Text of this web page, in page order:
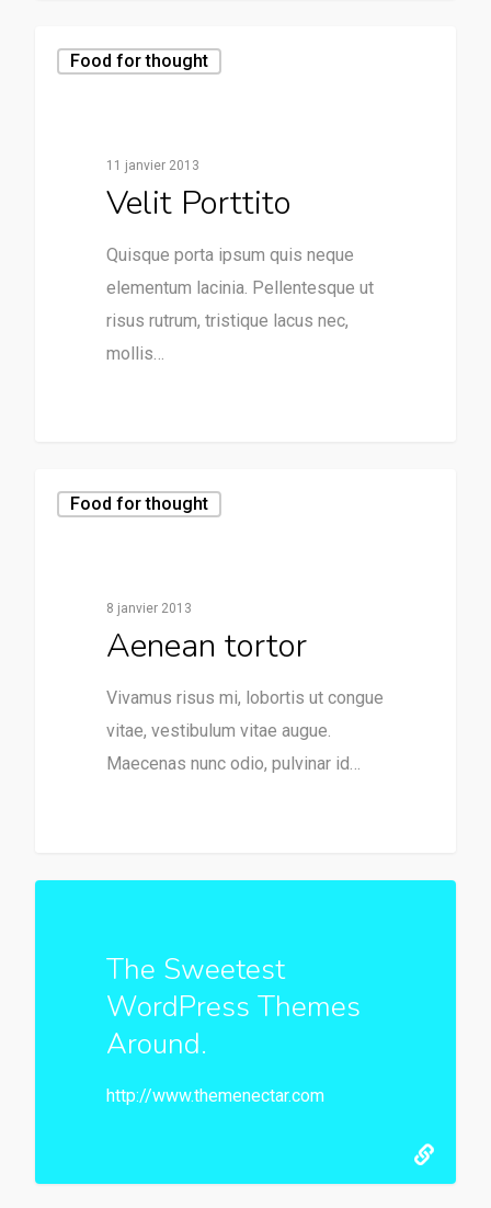
Food for thought
11 janvier 2013
Velit Porttito
Quisque porta ipsum quis neque
elementum lacinia. Pellentesque ut
risus rutrum, tristique lacus nec,
mollis…
Food for thought
8 janvier 2013
Aenean tortor
Vivamus risus mi, lobortis ut congue
vitae, vestibulum vitae augue.
Maecenas nunc odio, pulvinar id…
The Sweetest
WordPress Themes
Around.
http://www.themenectar.com